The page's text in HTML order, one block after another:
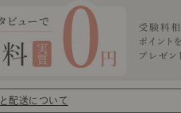
配送について